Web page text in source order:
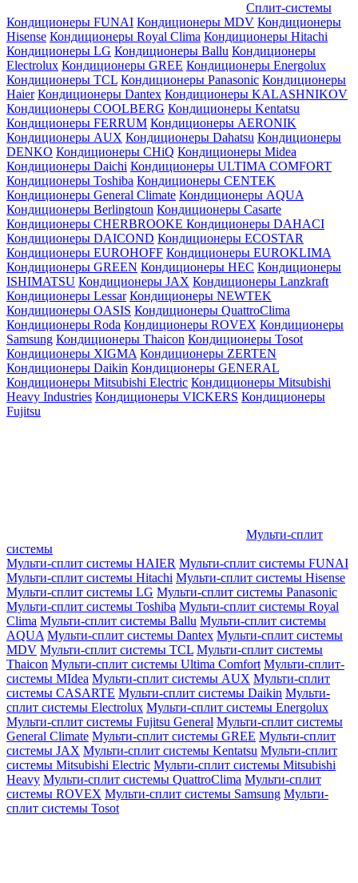
Сплит-системы
Кондиционеры FUNAI Кондиционеры MDV Кондиционеры
Hisense Кондиционеры Royal Clima Кондиционеры Hitachi
Кондиционеры LG Кондиционеры Ballu Кондиционеры
Electrolux Кондиционеры GREE Кондиционеры Energolux
Кондиционеры TCL Кондиционеры Panasonic Кондиционеры
Haier Кондиционеры Dantex Кондиционеры KALASHNIKOV
Кондиционеры СOOLBERG Кондиционеры Kentatsu
Кондиционеры FERRUM Кондиционеры AERONIK
Кондиционеры AUX Кондиционеры Dahatsu Кондиционеры
DENKO Кондиционеры CHiQ Кондиционеры Midea
Кондиционеры Daichi Кондиционеры ULTIMA COMFORT
Кондиционеры Toshiba Кондиционеры CENTEK
Кондиционеры General Climate Кондиционеры AQUA
Кондиционеры Berlingtoun Кондиционеры Casarte
Кондиционеры CHERBROOKE Кондиционеры DAHACI
Кондиционеры DAICOND Кондиционеры ECOSTAR
Кондиционеры EUROHOFF Кондиционеры EUROKLIMA
Кондиционеры GREEN Кондиционеры HEC Кондиционеры
ISHIMATSU Кондиционеры JAX Кондиционеры Lanzkraft
Кондиционеры Lessar Кондиционеры NEWTEK
Кондиционеры OASIS Кондиционеры QuattroClima
Кондиционеры Roda Кондиционеры ROVEX Кондиционеры
Samsung Кондиционеры Thaicon Кондиционеры Tosot
Кондиционеры XIGMA Кондиционеры ZERTEN
Кондиционеры Daikin Кондиционеры GENERAL
Кондиционеры Mitsubishi Electric Кондиционеры Mitsubishi
Heavy Industries Кондиционеры VICKERS Кондиционеры
Fujitsu
Мульти-сплит
системы
Мульти-сплит системы HAIER Мульти-сплит системы FUNAI
Мульти-сплит системы Hitachi Мульти-сплит системы Hisense
Мульти-сплит системы LG Мульти-сплит системы Panasonic
Мульти-сплит системы Toshiba Мульти-сплит системы Royal
Clima Мульти-сплит системы Ballu Мульти-сплит системы
AQUA Мульти-сплит системы Dantex Мульти-сплит системы
MDV Мульти-сплит системы TCL Мульти-сплит системы
Thaicon Мульти-сплит системы Ultima Comfort Мульти-сплит-
системы MIdea Мульти-сплит системы AUX Мульти-сплит
системы CASARTE Мульти-сплит системы Daikin Мульти-
сплит системы Electrolux Мульти-сплит системы Energolux
Мульти-сплит системы Fujitsu General Мульти-сплит системы
General Climate Мульти-сплит системы GREE Мульти-сплит
системы JAX Мульти-сплит системы Kentatsu Мульти-сплит
системы Mitsubishi Electric Мульти-сплит системы Mitsubishi
Heavy Мульти-сплит системы QuattroClima Мульти-сплит
системы ROVEX Мульти-сплит системы Samsung Мульти-
сплит системы Tosot